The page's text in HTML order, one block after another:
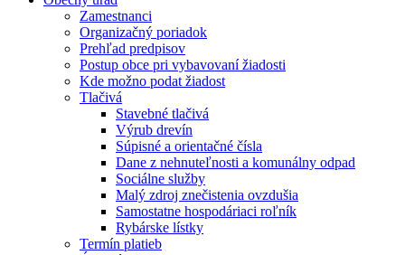
Zamestnanci
Organizačný poriadok
Prehľad predpisov
Postup obce pri vybavovaní žiadosti
Kde možno podat žiadost
Tlačivá
Stavebné tlačivá
Výrub drevín
Súpisné a orientačné čísla
Dane z nehnuteľnosti a komunálny odpad
Sociálne služby
Malý zdroj znečistenia ovzdušia
Samostatne hospodáriaci roľník
Rybárske lístky
Termín platieb